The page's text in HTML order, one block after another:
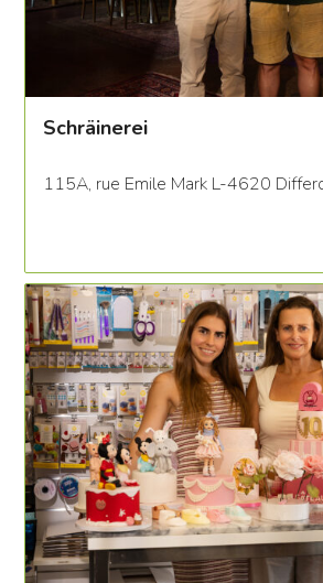
Schräinerei
115A, rue Emile Mark L-4620